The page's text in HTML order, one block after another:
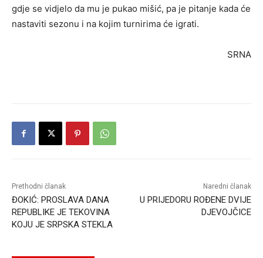
gdje se vidjelo da mu je pukao mišić, pa je pitanje kada će
nastaviti sezonu i na kojim turnirima će igrati.
SRNA
Prethodni članak
ĐOKIĆ: PROSLAVA DANA
REPUBLIKE JE TEKOVINA
KOJU JE SRPSKA STEKLA
Naredni članak
U PRIJEDORU ROĐENE DVIJE
DJEVOJČICE